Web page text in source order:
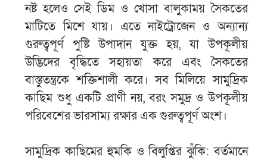
নষ্ট হলেও সেই ডিম ও খোসা বালুকাময় সৈকতের
মাটিতে মিশে যায়। এতে নাইট্রোজেন ও অন্যান্য
গুরুত্বপূর্ণ পুষ্টি উপাদান যুক্ত হয়, যা উপকূলীয়
উদ্ভিদের বৃদ্ধিতে সহায়তা করে এবং সৈকতের
বাস্তুতন্ত্রকে শক্তিশালী করে। সব মিলিয়ে সামুদ্রিক
কাছিম শুধু একটি প্রাণী নয়, বরং সমুদ্র ও উপকূলীয়
পরিবেশের ভারসাম্য রক্ষার এক গুরুত্বপূর্ণ অংশ।
সামুদ্রিক কাছিমের হুমকি ও বিলুপ্তির ঝুঁকি: বর্তমানে